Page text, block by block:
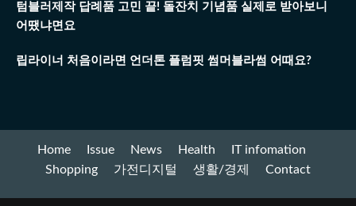
텀블러제작 답례품 고민 끝! 돌잔치 기념품 실제로 받아보니
어땠냐면요
립라이너 처음이라면 언더톤 플럼핏 썸머블라썸 어때요?
Home Issue News Health
IT infomation
Shopping
가전디지털 생활/경제 Contact